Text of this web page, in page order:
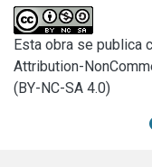
arroyo del Azul
virtud de la
referencia (el
ya en marcha.
presupuestario de la
se efectuó un
Esta obra se publica
Attribution-
(BY-NC-SA 4.0)